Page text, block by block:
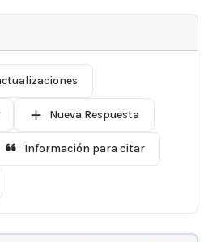
Nueva Respuesta
Información para citar